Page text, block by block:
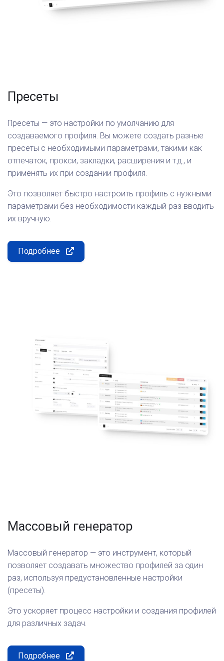
Пресеты
Пресеты — это настройки по умолчанию для
создаваемого профиля. Вы можете создать разные
пресеты с необходимыми параметрами, такими как
отпечаток, прокси, закладки, расширения и т.д., и
применять их при создании профиля.
Это позволяет быстро настроить профиль с нужными
параметрами без необходимости каждый раз вводить
их вручную.
Подробнее
Массовый генератор
Массовый генератор — это инструмент, который
позволяет создавать множество профилей за один
раз, используя предустановленные настройки
(пресеты).
Это ускоряет процесс настройки и создания профилей
для различных задач.
Подробнее